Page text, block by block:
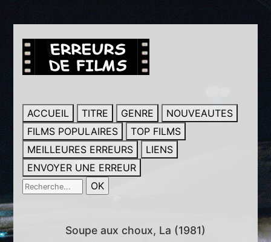
ACCUEIL TITRE GENRE
NOUVEAUTES
FILMS POPULAIRES
TOP FILMS
MEILLEURES ERREURS
LIENS
ENVOYER UNE ERREUR
Soupe aux choux, La (1981)